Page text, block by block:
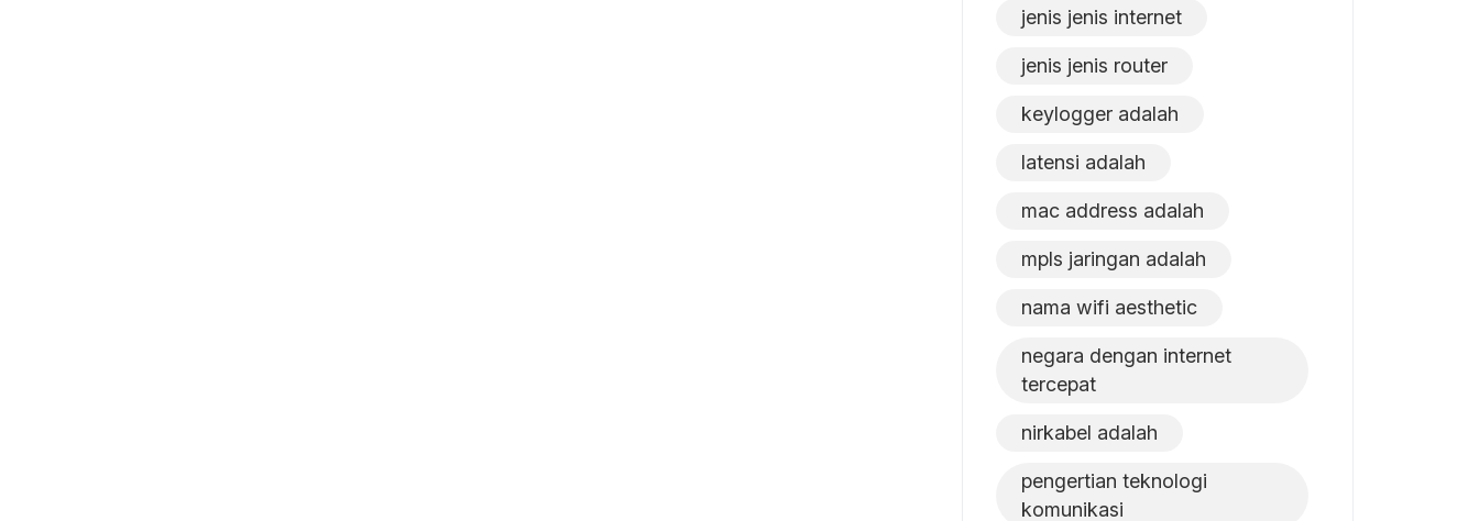
jenis jenis internet
jenis jenis router
keylogger adalah
latensi adalah
mac address adalah
mpls jaringan adalah
nama wifi aesthetic
negara dengan internet
tercepat
nirkabel adalah
pengertian teknologi
komunikasi